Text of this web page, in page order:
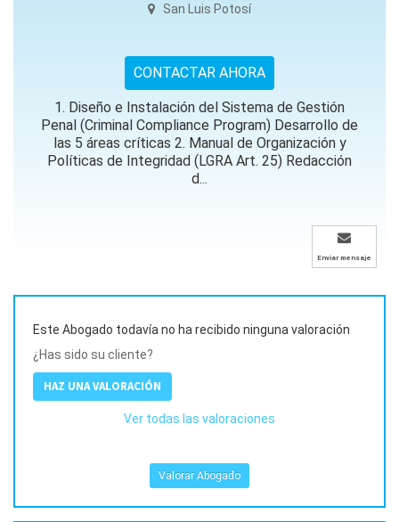
San Luis Potosí
CONTACTAR AHORA
1. Diseño e Instalación del Sistema de Gestión
Penal (Criminal Compliance Program) Desarrollo de
las 5 áreas críticas 2. Manual de Organización y
Políticas de Integridad (LGRA Art. 25) Redacción
d...
Enviar mensaje
Este Abogado todavía no ha recibido ninguna valoración
¿Has sido su cliente?
HAZ UNA VALORACIÓN
Ver todas las valoraciones
Valorar Abogado